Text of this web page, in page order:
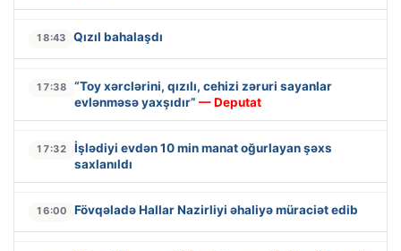
18:43 Qızıl bahalaşdı
17:38
“Toy xərclərini, qızılı, cehizi zəruri sayanlar
evlənməsə yaxşıdır” — Deputat
17:32
İşlədiyi evdən 10 min manat oğurlayan şəxs
saxlanıldı
16:00 Fövqəladə Hallar Nazirliyi əhaliyə müraciət edib